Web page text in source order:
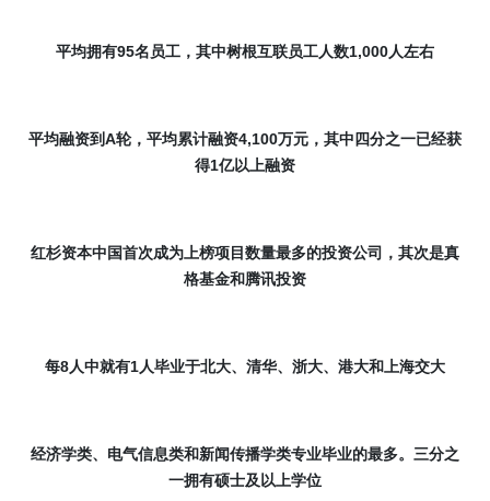
平均拥有95名员工，其中树根互联员工人数1,000人左右
平均融资到A轮，平均累计融资4,100万元 ， 其中四分之一已经获
得1亿以上融资
红杉资本中国首次成为上榜项目数量最多的投资公司，其次是真
格基金和腾讯投资
每8人中就有1人毕业于北大、清华、浙大、港大和上海交大
经济学类、电气信息类和新闻传播学类专业毕业的最多。三分之
一拥有硕士及以上学位